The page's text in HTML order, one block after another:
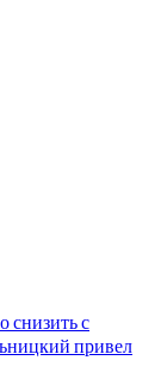
снизить с
привел